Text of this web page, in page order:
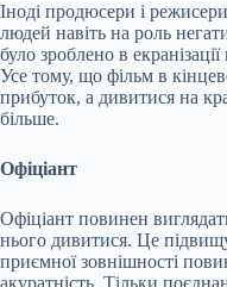
Іноді продюсери і
людей навіть на роль
було зроблено в
Усе тому, що фільм в
прибуток, а дивитися на
більше.
Офіціант
Офіціант повинен
нього дивитися. Це
приємної зовнішності